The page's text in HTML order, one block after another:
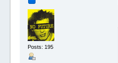
Posts: 195